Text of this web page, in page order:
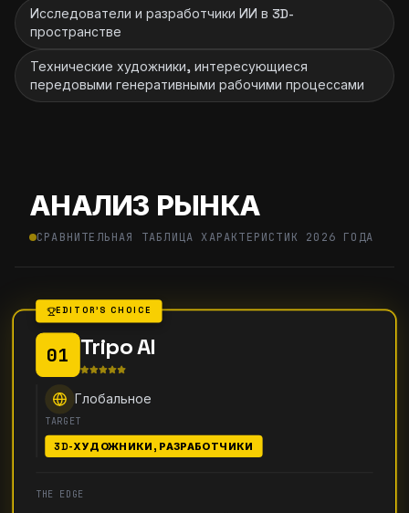
Исследователи и разработчики ИИ в 3D-
пространстве
Технические художники, интересующиеся
передовыми генеративными рабочими процессами
АНАЛИЗ РЫНКА
СРАВНИТЕЛЬНАЯ ТАБЛИЦА ХАРАКТЕРИСТИК 2026 ГОДА
EDITOR'S CHOICE
01 Tripo AI
Глобальное
TARGET
3D-ХУДОЖНИКИ, РАЗРАБОТЧИКИ
THE EDGE